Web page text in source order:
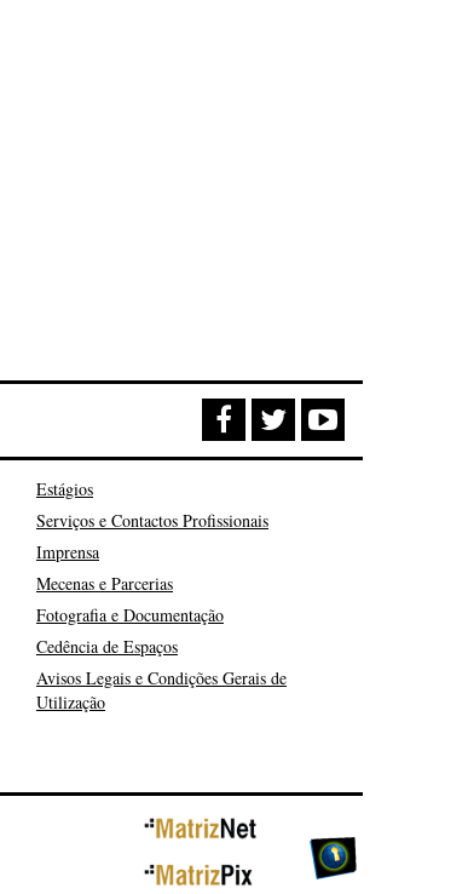
Estágios
Serviços e Contactos Profissionais
Imprensa
Mecenas e Parcerias
Fotografia e Documentação
Cedência de Espaços
Avisos Legais e Condições Gerais de
Utilização